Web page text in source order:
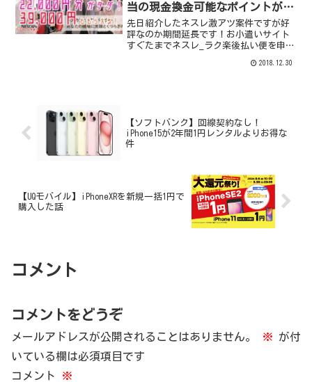
当の現金換金可能なポイントがも
らえる！世界同時株安で出した損
失をここで補え！
先日紹介したネスレ激アツ案件ですが好
評なのか期間延長です！お小遣いサイト
すぐたまでネスレ_ラク楽後払い便を申し
無料78,000mile（39,000円相当）→現金
2018.12.30
【ソフトバンク】回線契約なし！
iPhone15が2年間1円レンタルよりお得な
件
【UQモバイル】iPhoneXRを新規一括1円で
購入した話
コメント
コメントをどうぞ
メールアドレスが公開されることはありません。 ※ が付
いている欄は必須項目です
コメント
※